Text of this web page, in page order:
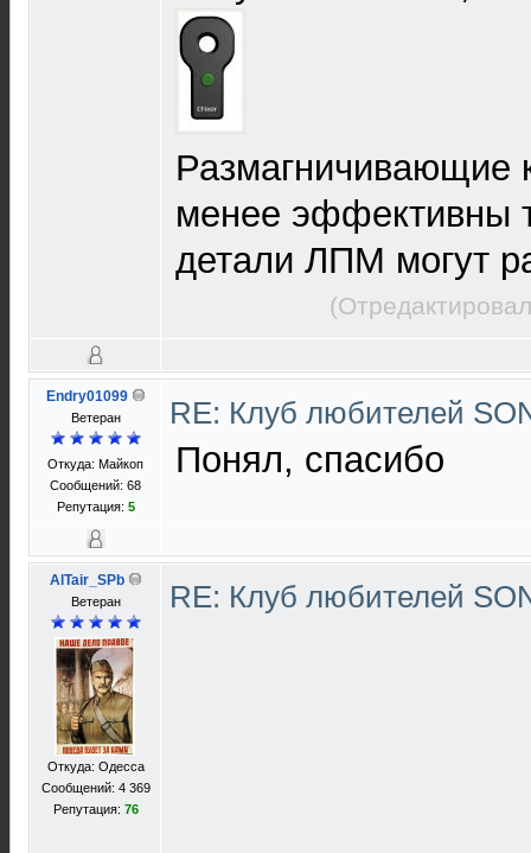
Размагничивающие
менее эффективны
детали ЛПМ могут
Endry01099
Ветеран
Откуда: Майкоп
Сообщений: 68
Репутация: 5
RE: Клуб любителей
Понял, спасибо
AlTair_SPb
Ветеран
Откуда: Одесса
Сообщений: 4 369
Репутация: 76
RE: Клуб любителей